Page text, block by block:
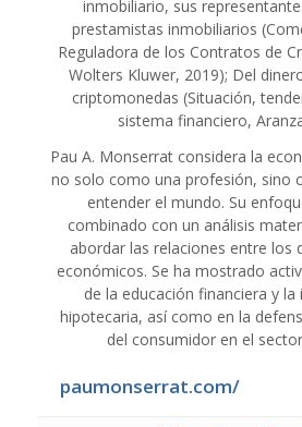
inmobiliario, sus
prestamistas inmobiliarios
Reguladora de los Contratos de
Wolters Kluwer, 2019); Del
criptomonedas (Situación,
sistema financiero,
Pau A. Monserrat considera la
no solo como una profesión, sino
entender el mundo. Su
combinado con un análisis
abordar las relaciones entre los
económicos. Se ha mostrado
de la educación financiera y
hipotecaria, así como en la
del consumidor en el
paumonserrat.com/